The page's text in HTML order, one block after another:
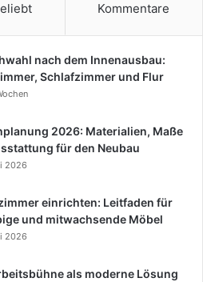
Kommentare
nach dem Innenausbau:
Schlafzimmer und Flur
2026: Materialien, Maße
für den Neubau
2026
einrichten: Leitfaden für
und mitwachsende Möbel
2026
als moderne Lösung